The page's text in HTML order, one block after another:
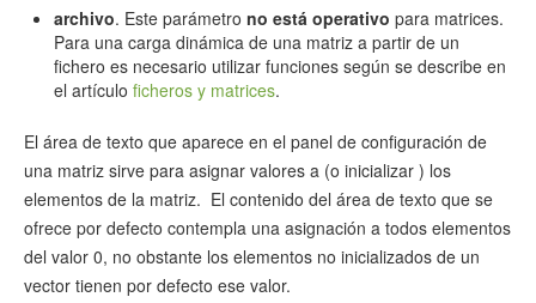
archivo. Este parámetro no está operativo para matrices.
Para una carga dinámica de una matriz a partir de un
fichero es necesario utilizar funciones según se describe en
el artículo ficheros y matrices.
El área de texto que aparece en el panel de configuración de
una matriz sirve para asignar valores a (o inicializar ) los
elementos de la matriz. El contenido del área de texto que se
ofrece por defecto contempla una asignación a todos elementos
del valor 0, no obstante los elementos no inicializados de un
vector tienen por defecto ese valor.